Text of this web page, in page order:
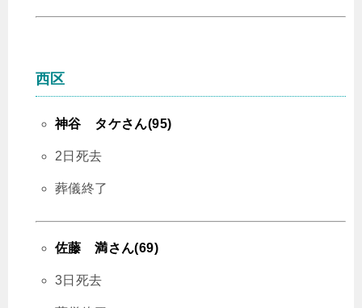
西区
神谷 タケさん(95)
2日死去
葬儀終了
佐藤 満さん(69)
3日死去